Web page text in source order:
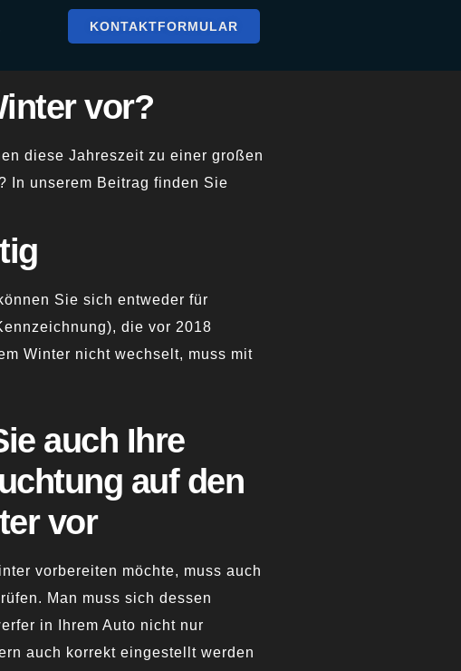
KONTAKTFORMULAR
vor?
diese Jahreszeit zu einer großen
In unserem Beitrag finden Sie
Sie sich entweder für
die vor 2018
Winter nicht wechselt, muss mit
auch Ihre
auf den
vor
vorbereiten möchte, muss auch
Man muss sich dessen
in Ihrem Auto nicht nur
auch korrekt eingestellt werden